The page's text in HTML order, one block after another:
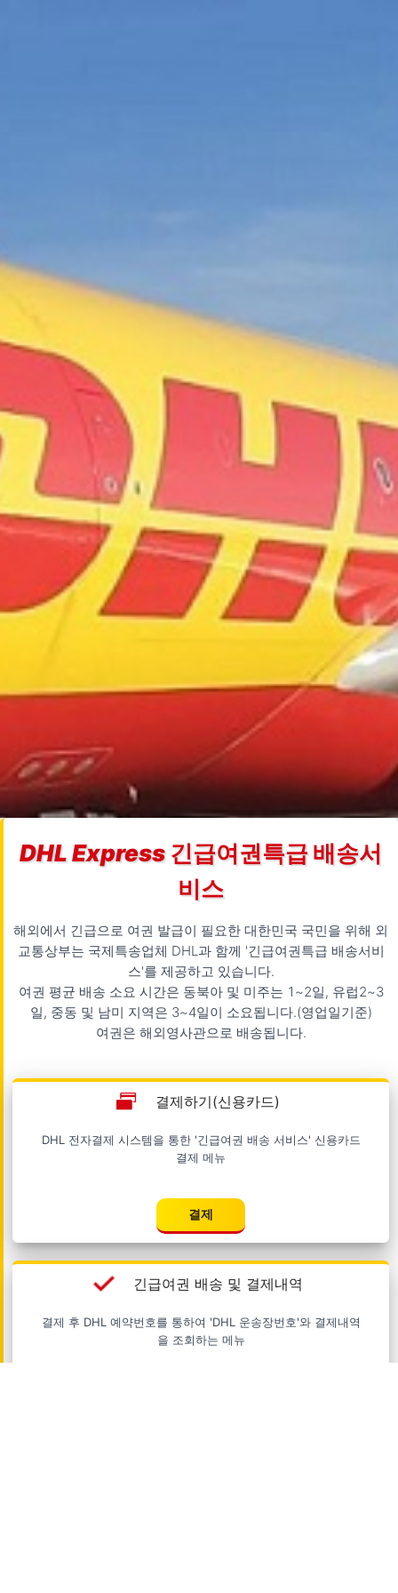
DHL Express긴급여권특급 배송서
비스
해외에서 긴급으로 여권 발급이 필요한 대한민국 국민을 위해 외
교통상부는 국제특송업체 DHL과 함께 '긴급여권특급 배송서비
스'를 제공하고 있습니다.
여권 평균 배송 소요 시간은 동북아 및 미주는 1~2일, 유럽2~3
일, 중동 및 남미 지역은 3~4일이 소요됩니다.(영업일기준)
여권은 해외영사관으로 배송됩니다.
결제하기(신용카드)
DHL 전자결제 시스템을 통한 '긴급여권 배송 서비스' 신용카드
결제 메뉴
결제
긴급여권 배송 및 결제내역
결제 후 DHL 예약번호를 통하여 'DHL 운송장번호'와 결제내역
을 조회하는 메뉴